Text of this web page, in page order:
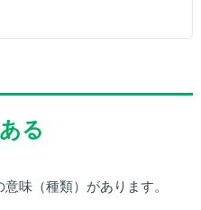
る
味（種類）があります。